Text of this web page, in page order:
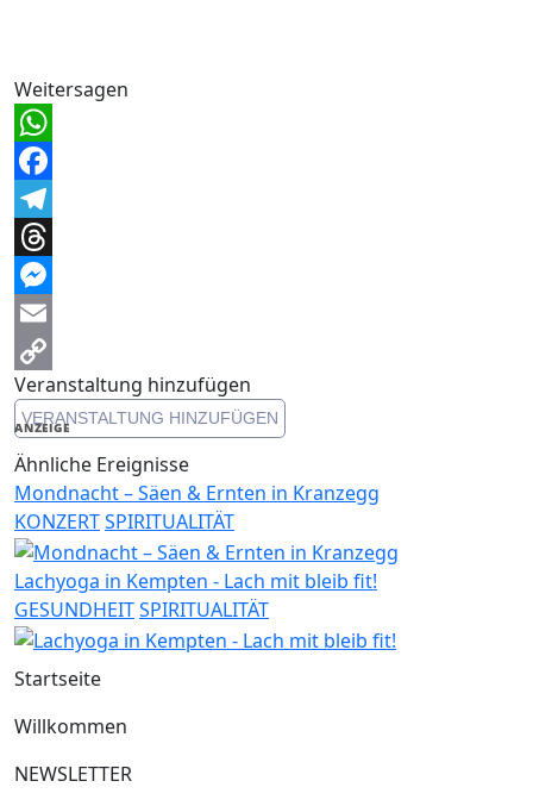
Weitersagen
WhatsApp
Facebook
Telegram
Threads
Messenger
Email
Copy
Link
Veranstaltung hinzufügen
VERANSTALTUNG HINZUFÜGEN
ANZEIGE
Ähnliche Ereignisse
Mondnacht – Säen & Ernten in Kranzegg
KONZERTSPIRITUALITÄT
Lachyoga in Kempten - Lach mit bleib fit!
GESUNDHEITSPIRITUALITÄT
Startseite
Willkommen
NEWSLETTER